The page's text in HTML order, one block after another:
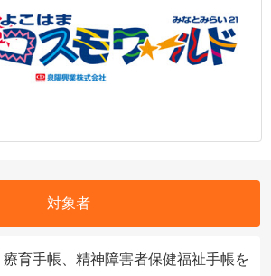
対象者
育手帳、精神障害者保健福祉手帳を